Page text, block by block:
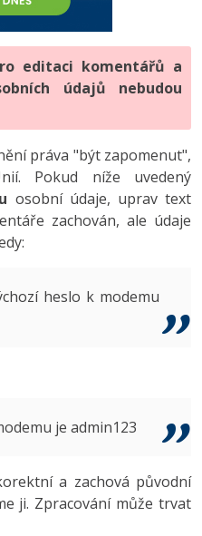
SEO
-10%
editaci komentářů a
údajů nebudou
práva "být zapomenut",
Pokud níže uvedený
osobní údaje, uprav text
zachován, ale údaje
heslo k modemu
je admin123
a zachová původní
ji. Zpracování může trvat